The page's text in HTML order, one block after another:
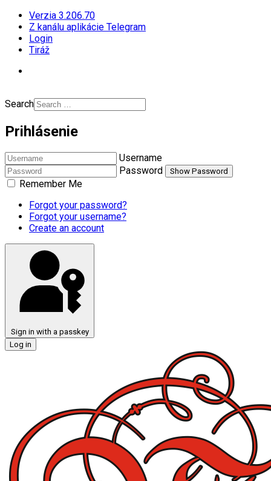
Verzia 3.206.70
Z kanálu aplikácie Telegram
Login
Tiráž
Search
Prihlásenie
Username
Password
Show Password
Remember Me
Forgot your password?
Forgot your username?
Create an account
Sign in with a passkey
Log in